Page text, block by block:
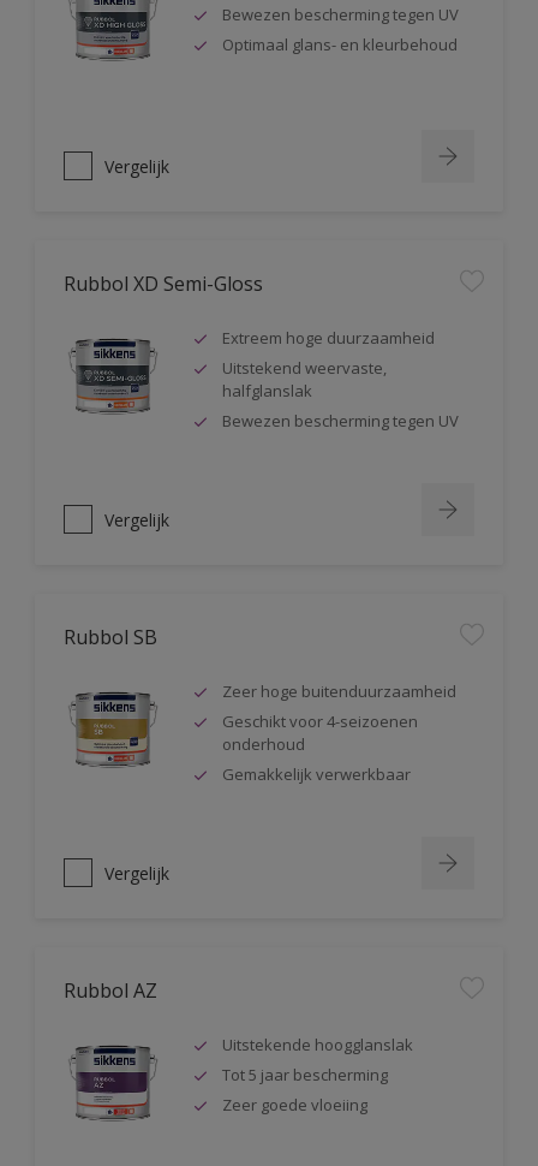
Bewezen bescherming tegen UV
Optimaal glans- en kleurbehoud
Vergelijk
Rubbol XD Semi-Gloss
Extreem hoge duurzaamheid
Uitstekend weervaste,
halfglanslak
Bewezen bescherming tegen UV
Vergelijk
Rubbol SB
Zeer hoge buitenduurzaamheid
Geschikt voor 4-seizoenen
onderhoud
Gemakkelijk verwerkbaar
Vergelijk
Rubbol AZ
Uitstekende hoogglanslak
Tot 5 jaar bescherming
Zeer goede vloeiing